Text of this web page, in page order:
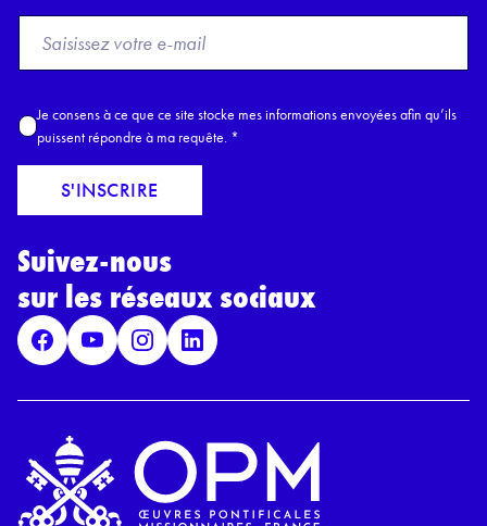
o
E
a
l
A
c
c
R
P
D
*
Je consens à ce que ce site stocke mes informations envoyées afin qu’ils
puissent répondre à ma requête. *
S'INSCRIRE
Suivez-nous
sur les réseaux sociaux